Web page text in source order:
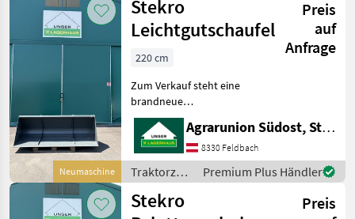
Neumaschine
Stekro
Leichtgutschaufel
Preis
auf
Anfrage
220 cm
Zum Verkauf steht eine
brandneue
Leichtgutschaufel der
renommierten polnischen
Marke Stekro, die sich ideal
für das Laden von
Leichtgütern wie
Hackschnitzeln eignet.
Agrarunion Südost, Standort Gniebing
8330 Feldbach
Traktorzubehör
/ Stekro
Premium Plus Händler
Stekro
Preis